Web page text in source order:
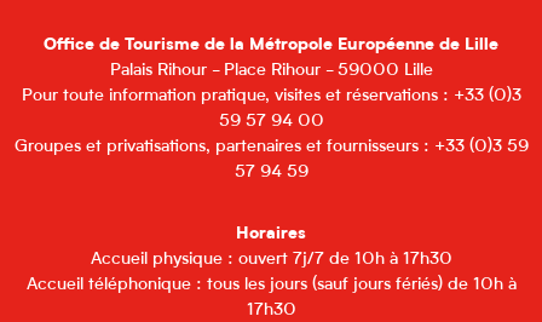
Office de Tourisme de la Métropole Européenne de Lille
Palais Rihour - Place Rihour - 59000 Lille
Pour toute information pratique, visites et réservations : +33 (0)3
59 57 94 00
Groupes et privatisations, partenaires et fournisseurs : +33 (0)3 59
57 94 59
Horaires
Accueil physique : ouvert 7j/7 de 10h à 17h30
Accueil téléphonique : tous les jours (sauf jours fériés) de 10h à
17h30